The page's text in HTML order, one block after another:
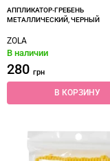
АППЛИКАТОР‑ГРЕБЕНЬ
МЕТАЛЛИЧЕСКИЙ, ЧЕРНЫЙ
ZOLA
В наличии
280 грн
В КОРЗИНУ